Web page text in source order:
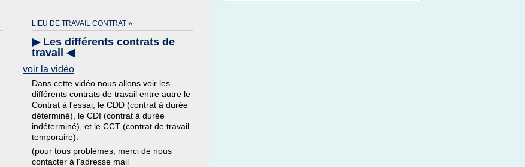
LIEU DE TRAVAIL CONTRAT »
▶ Les différents contrats de
travail ◀
voir la vidéo
Dans cette vidéo nous allons voir les
différents contrats de travail entre autre le
Contrat à l'essai, le CDD (contrat à durée
déterminé), le CDI (contrat à durée
indéterminé), et le CCT (contrat de travail
temporaire).
(pour tous problèmes, merci de nous
contacter à l'adresse mail